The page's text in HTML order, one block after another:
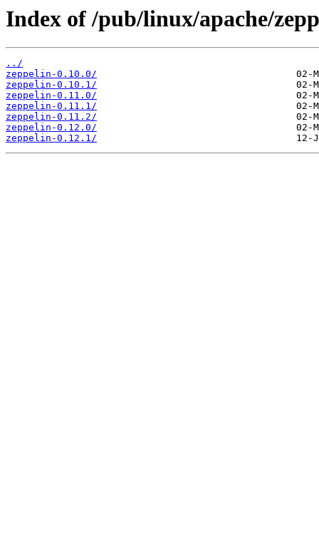
Index of /pub/linux/apache/
../
zeppelin-0.10.0/
zeppelin-0.10.1/
zeppelin-0.11.0/
zeppelin-0.11.1/
zeppelin-0.11.2/
zeppelin-0.12.0/
zeppelin-0.12.1/